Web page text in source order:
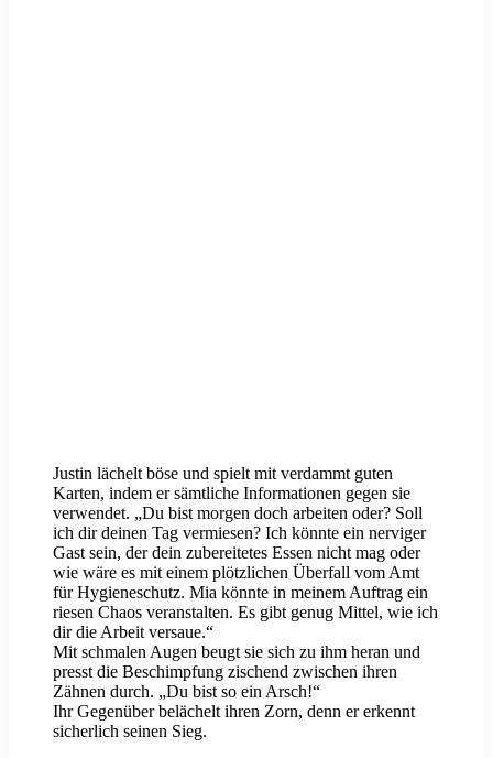
Justin lächelt böse und spielt mit verdammt guten
Karten, indem er sämtliche Informationen gegen sie
verwendet. „Du bist morgen doch arbeiten oder? Soll
ich dir deinen Tag vermiesen? Ich könnte ein nerviger
Gast sein, der dein zubereitetes Essen nicht mag oder
wie wäre es mit einem plötzlichen Überfall vom Amt
für Hygieneschutz. Mia könnte in meinem Auftrag ein
riesen Chaos veranstalten. Es gibt genug Mittel, wie ich
dir die Arbeit versaue.“
Mit schmalen Augen beugt sie sich zu ihm heran und
presst die Beschimpfung zischend zwischen ihren
Zähnen durch. „Du bist so ein Arsch!“
Ihr Gegenüber belächelt ihren Zorn, denn er erkennt
sicherlich seinen Sieg.